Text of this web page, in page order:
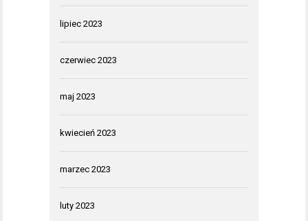
lipiec 2023
czerwiec 2023
maj 2023
kwiecień 2023
marzec 2023
luty 2023